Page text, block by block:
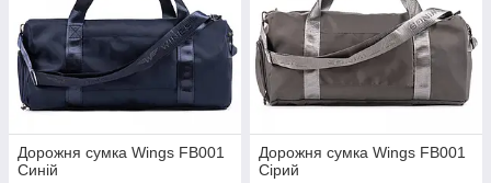
Дорожня сумка Wings FB001
Синій
Дорожня сумка Wings FB001
Сірий